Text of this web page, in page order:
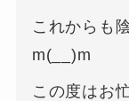
これからも
m(__)m
この度はお